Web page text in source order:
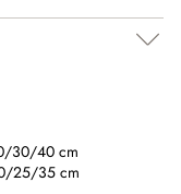
30/40 cm
25/35 cm